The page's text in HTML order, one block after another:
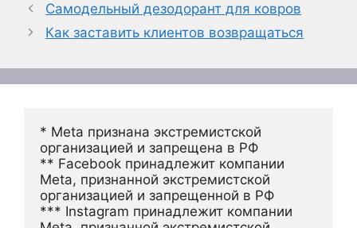
Самодельный дезодорант для ковров
Как заставить клиентов возвращаться
* Meta признана экстремистской
организацией и запрещена в РФ
** Facebook принадлежит компании
Meta, признанной экстремистской
организацией и запрещенной в РФ
*** Instagram принадлежит компании